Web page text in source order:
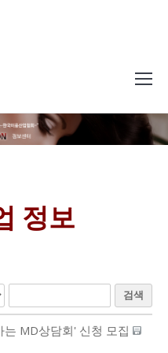
정보
검색
MD상담회' 신청 모집